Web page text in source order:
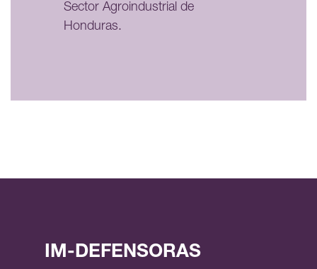
Sector Agroindustrial de
Honduras.
IM-DEFENSORAS